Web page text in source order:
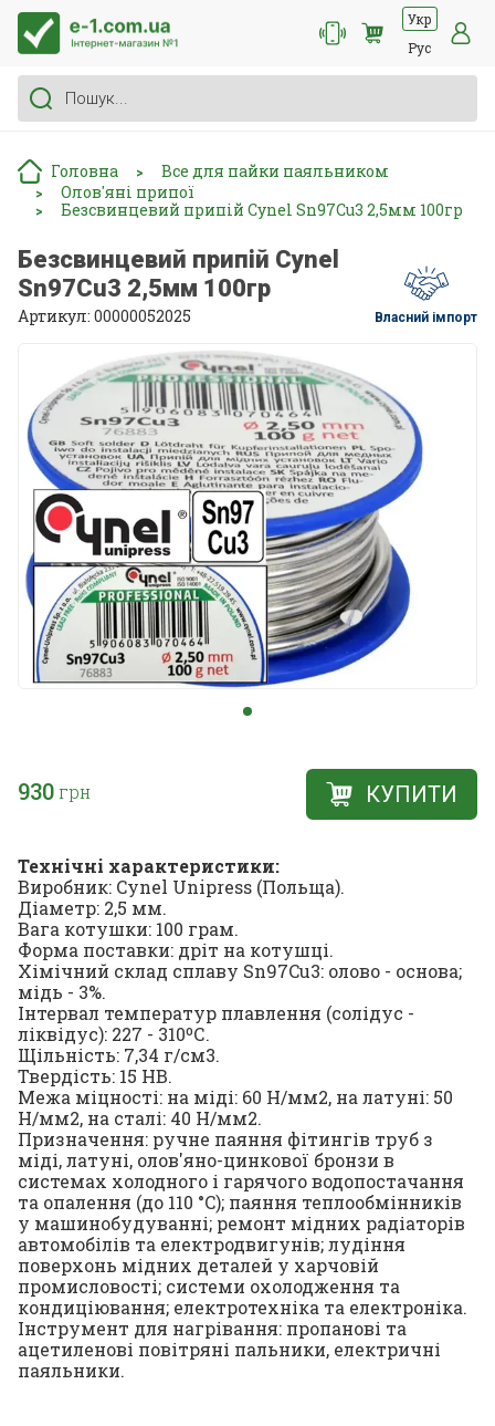
Укр
Рус
Головна > Все для пайки паяльником
> Олов'яні припої
> Безсвинцевий припій Cynel Sn97Cu3 2,5мм 100гр
Безсвинцевий припій Cynel
Sn97Cu3 2,5мм 100гр
Артикул: 00000052025 Власний імпорт
930грн КУПИТИ
Технічні характеристики:
Виробник: Cynel Unipress (Польща).
Діаметр: 2,5 мм.
Вага котушки: 100 грам.
Форма поставки: дріт на котушці.
Хімічний склад сплаву Sn97Cu3: олово - основа;
мідь - 3%.
Інтервал температур плавлення (солідус -
ліквідус): 227 - 310ºС.
Щільність: 7,34 г/см3.
Твердість: 15 HB.
Межа міцності: на міді: 60 Н/мм2, на латуні: 50
Н/мм2, на сталі: 40 Н/мм2.
Призначення: ручне паяння фітингів труб з
міді, латуні, олов'яно-цинкової бронзи в
системах холодного і гарячого водопостачання
та опалення (до 110 °C); паяння теплообмінників
у машинобудуванні; ремонт мідних радіаторів
автомобілів та електродвигунів; лудіння
поверхонь мідних деталей у харчовій
промисловості; системи охолодження та
кондиціювання; електротехніка та електроніка.
Інструмент для нагрівання: пропанові та
ацетиленові повітряні пальники, електричні
паяльники.